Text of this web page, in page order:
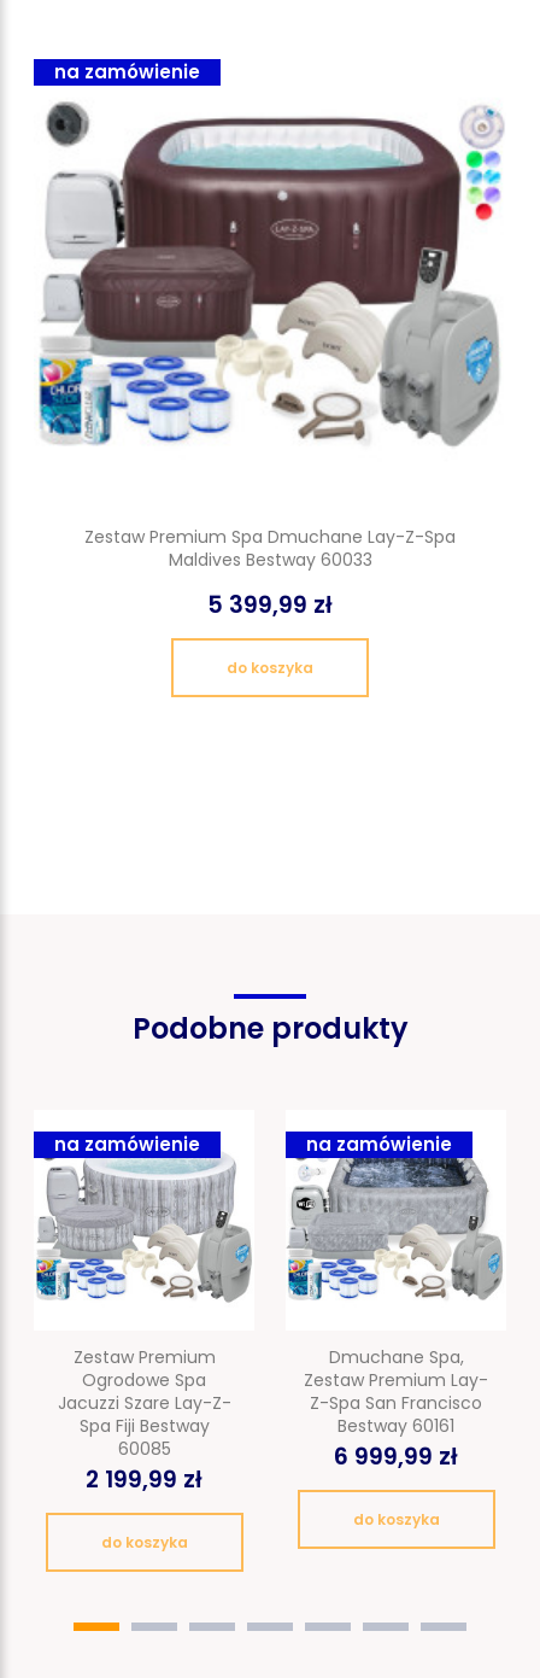
Zestaw Premium Spa Dmuchane Lay-Z-Spa
Maldives Bestway 60033
5 399,99 zł
do koszyka
na zamówienie
Podobne produkty
Zestaw Premium
Ogrodowe Spa
Jacuzzi Szare Lay-Z-
Spa Fiji Bestway
60085
2 199,99 zł
do koszyka
na zamówienie
Dmuchane Spa,
Zestaw Premium Lay-
Z-Spa San Francisco
Bestway 60161
6 999,99 zł
do koszyka
na zamówienie